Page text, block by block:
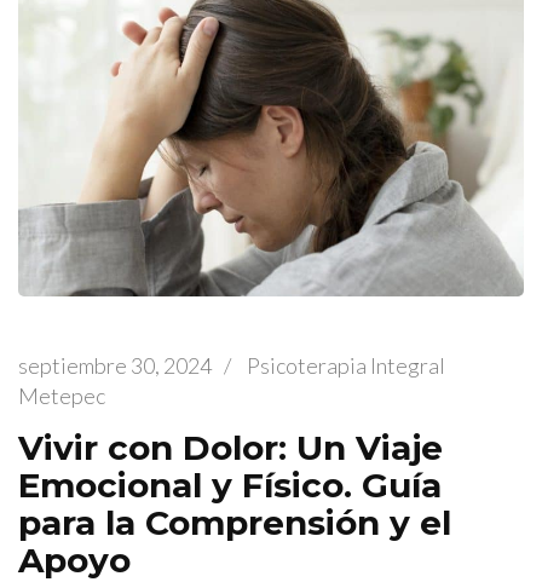
septiembre 30, 2024 /
Psicoterapia Integral
Metepec
Vivir con Dolor: Un Viaje
Emocional y Físico. Guía
para la Comprensión y el
Apoyo